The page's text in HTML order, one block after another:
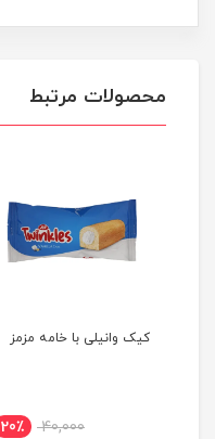
محصولات مرتبط
کیک وانیلی با خامه مزمز
40,000 20٪